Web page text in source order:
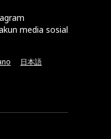
media sosial
日本語